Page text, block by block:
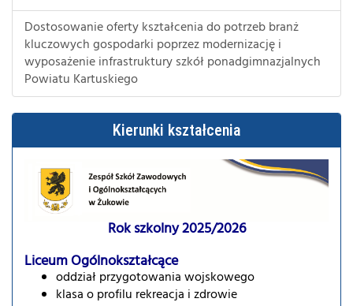
Dostosowanie oferty kształcenia do potrzeb branż
kluczowych gospodarki poprzez modernizację i
wyposażenie infrastruktury szkół ponadgimnazjalnych
Powiatu Kartuskiego
Kierunki kształcenia
Rok szkolny 2025/2026
Liceum Ogólnokształcące
oddział przygotowania wojskowego
klasa o profilu rekreacja i zdrowie